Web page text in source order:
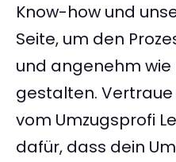
Know-how und
Seite, um den
und angenehm wie
gestalten.
vom Umzugsprofi
dafür, dass dein